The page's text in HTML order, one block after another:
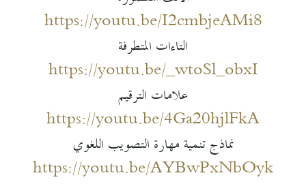
https://youtu.be/I2cmbjeAMi8
التاءات المتطرفة
https://youtu.be/_wtoSl_obxI
علامات الترقيم
https://youtu.be/4Ga20hjlFkA
نماذج تنمية مهارة التصويب اللغوي
https://youtu.be/AYBwPxNbOyk